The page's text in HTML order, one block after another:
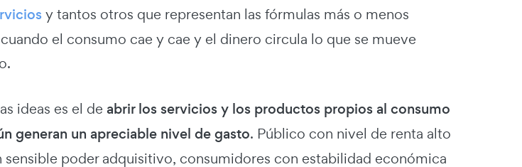
y tantos otros que representan las fórmulas más o menos
el consumo cae y cae y el dinero circula lo que se mueve
ideas es el de abrir los servicios y los productos propios al consumo
generan un apreciable nivel de gasto. Público con nivel de renta alto
poder adquisitivo, consumidores con estabilidad económica